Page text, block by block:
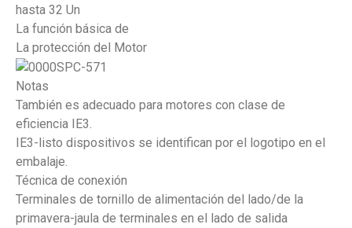
hasta 32 Un
La función básica de
La protección del Motor
Notas
También es adecuado para motores con clase de
eficiencia IE3.
IE3-listo dispositivos se identifican por el logotipo en el
embalaje.
Técnica de conexión
Terminales de tornillo de alimentación del lado/de la
primavera-jaula de terminales en el lado de salida